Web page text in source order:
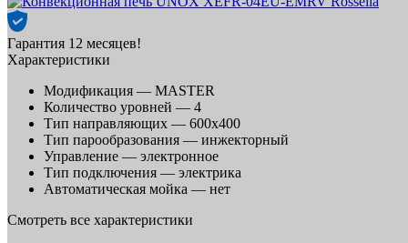
Гарантия 12 месяцев!
Характеристики
Модификация — MASTER
Количество уровней — 4
Тип направляющих — 600х400
Тип парообразования — инжекторный
Управление — электронное
Тип подключения — электрика
Автоматическая мойка — нет
Смотреть все характеристики